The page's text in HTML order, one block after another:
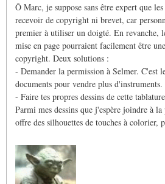
Ô Marc, je suppose sans être expert que
recevoir de copyright ni brevet, car
premier à utiliser un doigté. En revanche,
mise en page pourraient facilement être
copyright. Deux solutions :
- Demander la permission à Selmer. C'est
documents pour vendre plus d'instruments.
- Faire tes propres dessins de cette
Parmi mes dessins que j'espère joindre à
offre des silhouettes de touches à colorier,